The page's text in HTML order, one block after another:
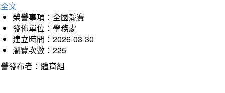
文
榮譽事項：全國競賽
發佈單位：學務處
建立時間：2026-03-30
瀏覽次數：225
發布者：體育組